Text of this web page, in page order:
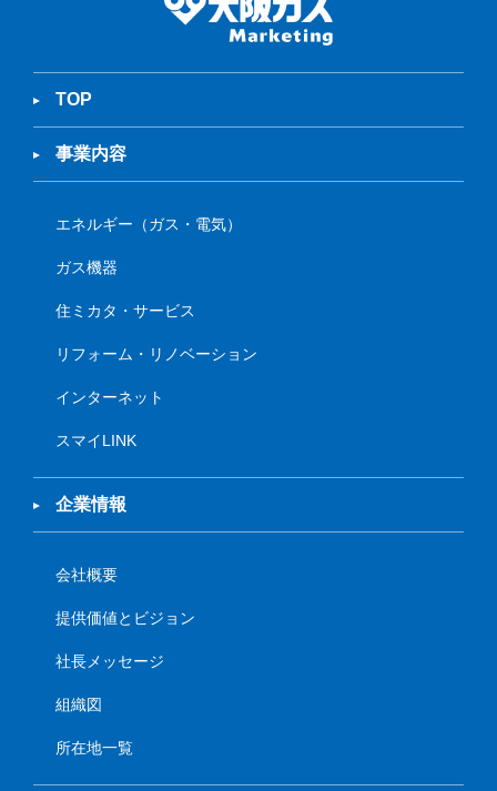
TOP
事業内容
エネルギー（ガス・電気）
ガス機器
住ミカタ・サービス
リフォーム・リノベーション
インターネット
スマイLINK
企業情報
会社概要
提供価値とビジョン
社長メッセージ
組織図
所在地一覧